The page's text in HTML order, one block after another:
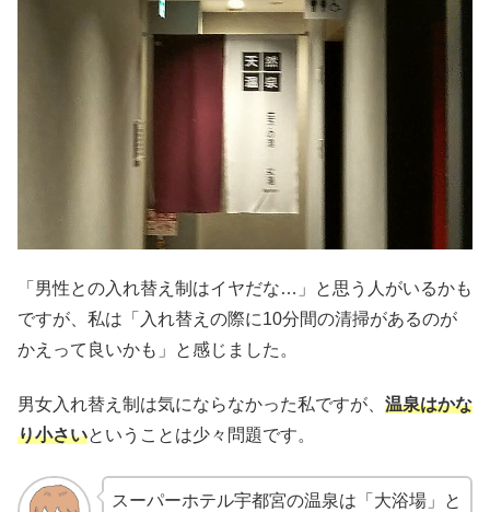
「男性との入れ替え制はイヤだな…」と思う人がいるかも
ですが、私は「入れ替えの際に10分間の清掃があるのが
かえって良いかも」と感じました。
男女入れ替え制は気にならなかった私ですが、 温泉はかな
り小さいということは少々問題です。
スーパーホテル宇都宮の温泉は「大浴場」と